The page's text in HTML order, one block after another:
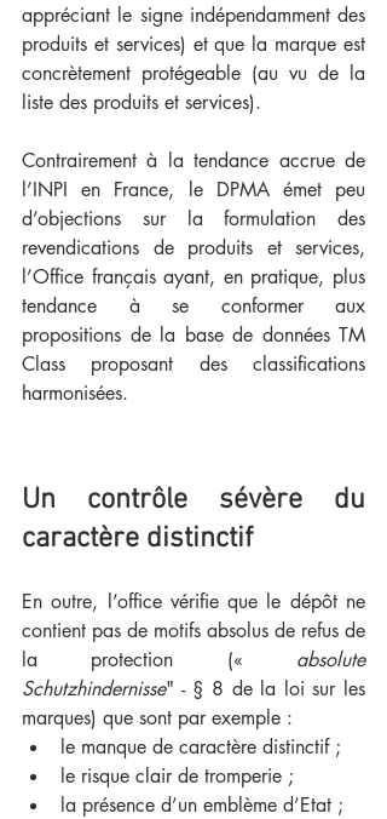
appréciant le signe indépendamment des
produits et services) et que la marque est
concrètement protégeable (au vu de la
liste des produits et services).
Contrairement à la tendance accrue de
l’INPI en France, le DPMA émet peu
d’objections sur la formulation des
revendications de produits et services,
l’Office français ayant, en pratique, plus
tendance à se conformer aux
propositions de la base de données TM
Class proposant des classifications
harmonisées.
Un contrôle sévère du
caractère distinctif
En outre, l’office vérifie que le dépôt ne
contient pas de motifs absolus de refus de
la protection (« absolute
Schutzhindernisse" - § 8 de la loi sur les
marques) que sont par exemple :
le manque de caractère distinctif ;
le risque clair de tromperie ;
la présence d’un emblème d’Etat ;